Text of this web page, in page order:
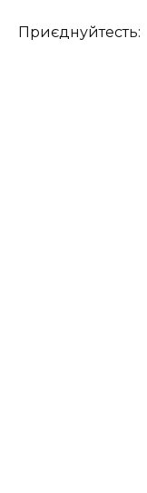
Приєднуйтесть: